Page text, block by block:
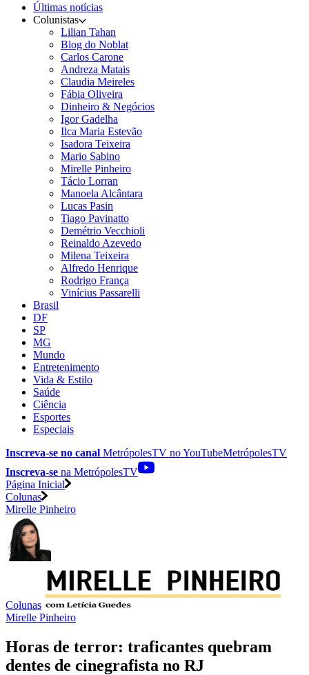
Últimas notícias
Colunistas
Lilian Tahan
Blog do Noblat
Carlos Carone
Andreza Matais
Claudia Meireles
Fábia Oliveira
Dinheiro & Negócios
Igor Gadelha
Ilca Maria Estevão
Isadora Teixeira
Mario Sabino
Mirelle Pinheiro
Tácio Lorran
Manoela Alcântara
Lucas Pasin
Tiago Pavinatto
Demétrio Vecchioli
Reinaldo Azevedo
Milena Teixeira
Alfredo Henrique
Rodrigo França
Vinícius Passarelli
Brasil
DF
SP
MG
Mundo
Entretenimento
Vida & Estilo
Saúde
Ciência
Esportes
Especiais
Inscreva-se no canal MetrópolesTV noYouTubeMetrópolesTV
Inscreva-se na MetrópolesTV
Página Inicial
Colunas
Mirelle Pinheiro
Colunas
Mirelle Pinheiro
Horas de terror: traficantes quebram
dentes de cinegrafista no RJ